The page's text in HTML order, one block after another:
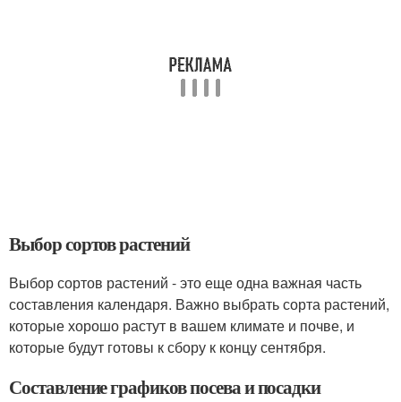
Выбор сортов растений
Выбор сортов растений - это еще одна важная часть
составления календаря. Важно выбрать сорта растений,
которые хорошо растут в вашем климате и почве, и
которые будут готовы к сбору к концу сентября.
Составление графиков посева и посадки